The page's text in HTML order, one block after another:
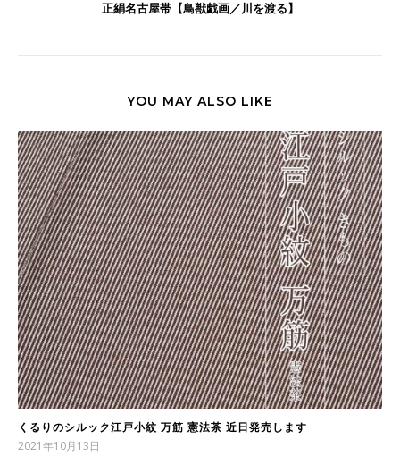
正絹名古屋帯【鳥獣戯画／川を渡る】
YOU MAY ALSO LIKE
くるりのシルック江戸小紋 万筋 憲法茶 近日発売します
2021年10月13日